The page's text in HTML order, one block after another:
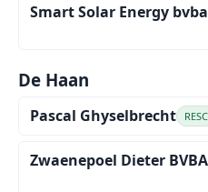
Smart Solar Energy bvba
De Haan
Pascal Ghyselbrecht
Zwaenepoel Dieter BVBA